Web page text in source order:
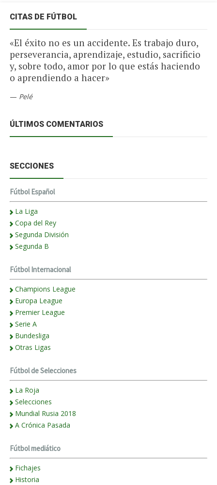
CITAS DE FÚTBOL
«El éxito no es un accidente. Es trabajo duro,
perseverancia, aprendizaje, estudio, sacrificio
y, sobre todo, amor por lo que estás haciendo
o aprendiendo a hacer»
— Pelé
ÚLTIMOS COMENTARIOS
SECCIONES
Fútbol Español
La Liga
Copa del Rey
Segunda División
Segunda B
Fútbol Internacional
Champions League
Europa League
Premier League
Serie A
Bundesliga
Otras Ligas
Fútbol de Selecciones
La Roja
Selecciones
Mundial Rusia 2018
A Crónica Pasada
Fútbol mediático
Fichajes
Historia